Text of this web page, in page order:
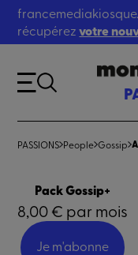
récupérezvotre
PASSIONS People Gossip
Pack Gossip+
8,00 € par mois
Je m'abonne